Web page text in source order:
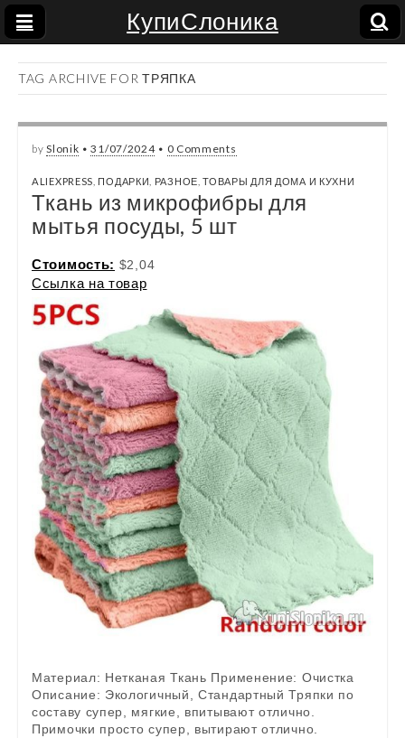
КупиСлоника
TAG ARCHIVE FOR ТРЯПКА
bySlonik •31/07/2024• 0 Comments
ALIEXPRESS ПОДАРКИ РАЗНОЕ ,ТОВАРЫ ДЛЯ ДОМА И КУХНИ
Ткань из микрофибры для
мытья посуды, 5 шт
Стоимость: $2,04
Ссылка на товар
Материал: Нетканая Ткань Применение: Очистка
Описание: Экологичный, Стандартный Тряпки по
составу супер, мягкие, впитывают отлично.
Примочки просто супер, вытирают отлично.